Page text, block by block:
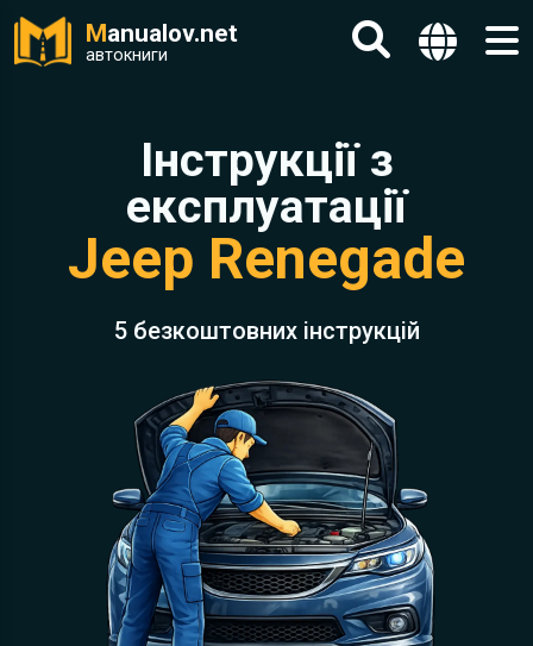
Manualov.net
автокниги
Інструкції з
експлуатації
Jeep Renegade
5 безкоштовних інструкцій